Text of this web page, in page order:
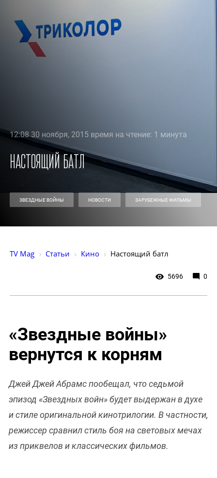
12:08 30 ноября, 2015 время на чтение: 1 минута
Настоящий батл
ЗВЕЗДНЫЕ ВОЙНЫ НОВОСТИ ЗАРУБЕЖНЫЕ ФИЛЬМЫ
TV Mag Статьи Кино Настоящий батл
5696 0
«Звездные войны»
вернутся к корням
Джей Джей Абрамс пообещал, что седьмой
эпизод «Звездных войн» будет выдержан в духе
и стиле оригинальной кинотрилогии. В частности,
режиссер сравнил стиль боя на световых мечах
из приквелов и классических фильмов.